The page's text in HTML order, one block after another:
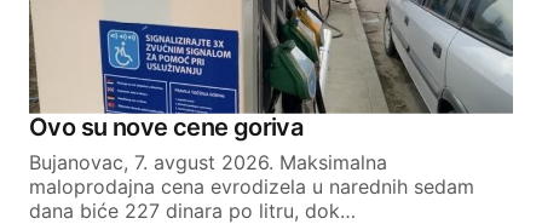
Ovo su nove cene goriva
Bujanovac, 7. avgust 2026. Maksimalna
maloprodajna cena evrodizela u narednih sedam
dana biće 227 dinara po litru, dok…